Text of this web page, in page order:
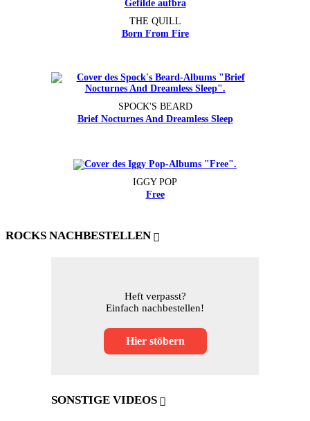
THE QUILL
Born From Fire
SPOCK'S BEARD
Brief Nocturnes And Dreamless Sleep
IGGY POP
Free
ROCKS NACHBESTELLEN
Heft verpasst?
Einfach nachbestellen!
Hier stöbern
SONSTIGE VIDEOS